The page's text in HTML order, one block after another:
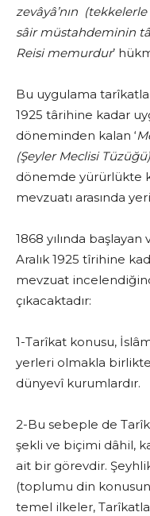
zevâyâ’nın
sâir müstahdeminin
Reisi memurdur’
Bu uygulama
1925 târihine kadar
döneminden kalan ‘
(Şeyler Meclisi
dönemde yürürlükte
mevzuatı arasında
1868 yılında başlayan
Aralık 1925 tîrihine
mevzuat
çıkacaktadır:
1-Tarîkat konusu,
yerleri olmakla
dünyevî kurumlardır.
2-Bu sebeple de
şekli ve biçimi dâhil,
ait bir görevdir.
(toplumu din
temel ilkeler,